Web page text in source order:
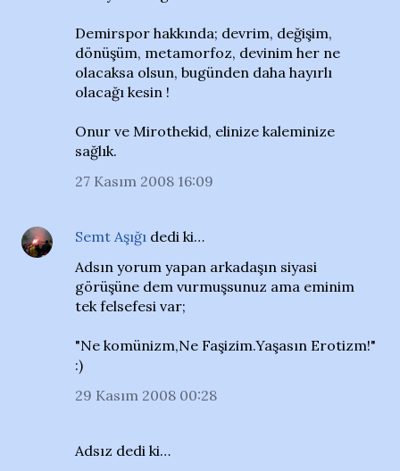
Demirspor hakkında; devrim, değişim,
dönüşüm, metamorfoz, devinim her ne
olacaksa olsun, bugünden daha hayırlı
olacağı kesin !
Onur ve Mirothekid, elinize kaleminize
sağlık.
27 Kasım 2008 16:09
Semt Aşığı dedi ki…
Adsın yorum yapan arkadaşın siyasi
görüşüne dem vurmuşsunuz ama eminim
tek felsefesi var;
"Ne komünizm,Ne Faşizim.Yaşasın Erotizm!"
:)
29 Kasım 2008 00:28
Adsız dedi ki…